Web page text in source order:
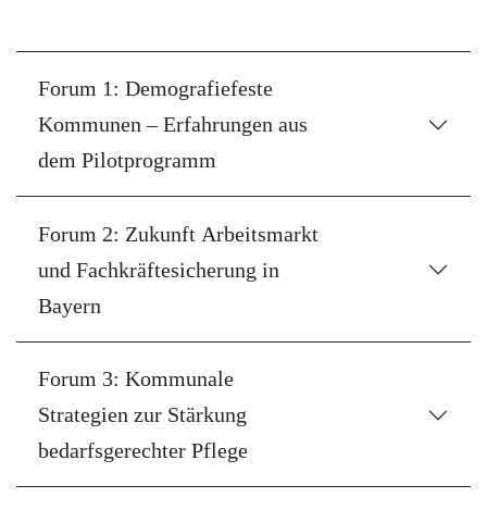
Forum 1: Demografiefeste
Kommunen – Erfahrungen aus
dem Pilotprogramm
Forum 2: Zukunft Arbeitsmarkt
und Fachkräftesicherung in
Bayern
Forum 3: Kommunale
Strategien zur Stärkung
bedarfsgerechter Pflege